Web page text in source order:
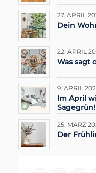
27. APRIL
Dein
22. APRIL
Was sagt
9. APRIL
Im April
Sagegrün!
25. MÄRZ
Der